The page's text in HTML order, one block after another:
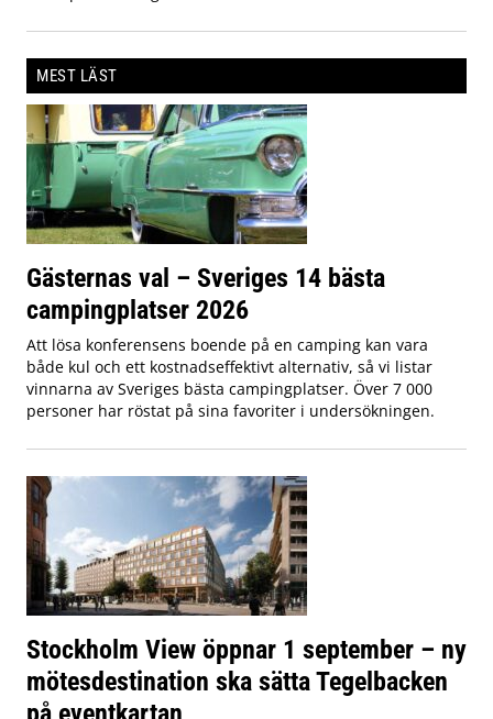
MEST LÄST
Gästernas val – Sveriges 14 bästa
campingplatser 2026
Att lösa konferensens boende på en camping kan vara
både kul och ett kostnadseffektivt alternativ, så vi listar
vinnarna av Sveriges bästa campingplatser. Över 7 000
personer har röstat på sina favoriter i undersökningen.
Stockholm View öppnar 1 september – ny
mötesdestination ska sätta Tegelbacken